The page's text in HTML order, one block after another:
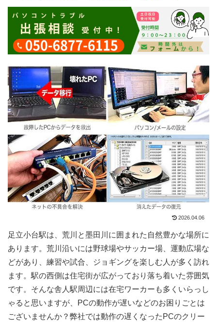
2026.04.06
足立小台駅は、荒川と墨田川に囲まれた自然豊かな場所に
あります。荒川沿いには野球場やサッカー場、運動広場な
どがあり、練習や試合、ジョギングを楽しむ人が多く訪れ
ます。駅の西側は住宅街が広がっており落ち着いた雰囲気
です。そんな舎人駅周辺には在宅ワーカーも多くいらっし
ゃると思いますが、PCの動作が遅いなどのお困りごとは
ございませんか？弊社では動作の遅くなったPCのクリー